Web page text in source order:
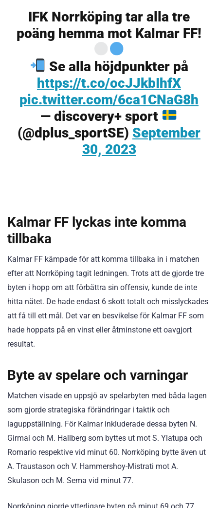
IFK Norrköping tar alla tre
poäng hemma mot Kalmar FF!
Se alla höjdpunkter på
https://t.co/ocJJkbIhfX
pic.twitter.com/6ca1CNaG8h
— discovery+ sport
(@dplus_sportSE) September
30, 2023
Kalmar FF lyckas inte komma
tillbaka
Kalmar FF kämpade för att komma tillbaka in i matchen
efter att Norrköping tagit ledningen. Trots att de gjorde tre
byten i hopp om att förbättra sin offensiv, kunde de inte
hitta nätet. De hade endast 6 skott totalt och misslyckades
att få till ett mål. Det var en besvikelse för Kalmar FF som
hade hoppats på en vinst eller åtminstone ett oavgjort
resultat.
Byte av spelare och varningar
Matchen visade en uppsjö av spelarbyten med båda lagen
som gjorde strategiska förändringar i taktik och
laguppställning. För Kalmar inkluderade dessa byten N.
Girmai och M. Hallberg som byttes ut mot S. Ylatupa och
Romario respektive vid minut 60. Norrköping bytte även ut
A. Traustason och V. Hammershoy-Mistrati mot A.
Skulason och M. Sema vid minut 77.
Norrköping gjorde ytterligare byten på minut 69 och 77,